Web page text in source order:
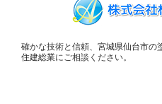
確かな技術と信頼、 宮城県仙台市の
住建総業にご相談ください。